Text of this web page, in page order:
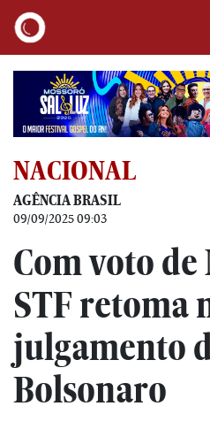
NACIONAL
AGÊNCIA BRASIL
09/09/2025 09:03
Com voto de
STF retoma
julgamento
Bolsonaro